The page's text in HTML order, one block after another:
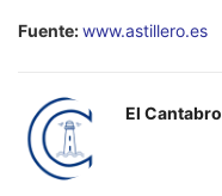
Fuente:www.astillero.es
El Cantabro